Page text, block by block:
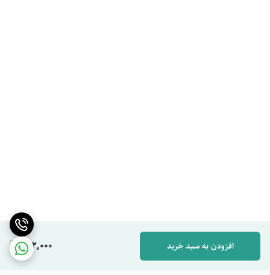
182,000 افزودن به سبد خرید